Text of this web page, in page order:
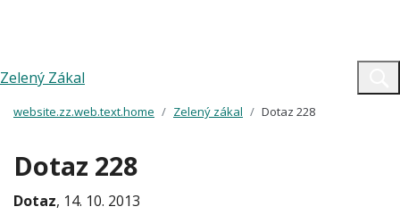
Zelený Zákal
website.zz.web.text.home Zelený zákal Dotaz 228
Dotaz 228
Dotaz, 14. 10. 2013